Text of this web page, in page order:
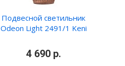
Подвесной светильник
Odeon Light 2491/1 Keni
4 690 р.